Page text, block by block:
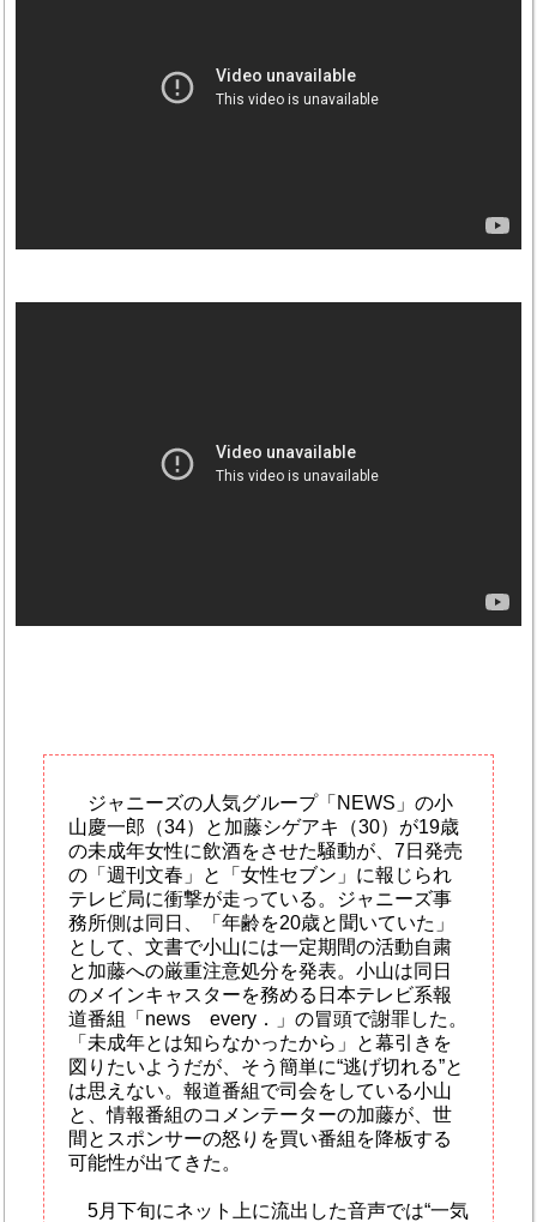
ジャニーズの人気グループ「NEWS」の小
山慶一郎（34）と加藤シゲアキ（30）が19歳
の未成年女性に飲酒をさせた騒動が、7日発売
の「週刊文春」と「女性セブン」に報じられ
テレビ局に衝撃が走っている。ジャニーズ事
務所側は同日、「年齢を20歳と聞いていた」
として、文書で小山には一定期間の活動自粛
と加藤への厳重注意処分を発表。小山は同日
のメインキャスターを務める日本テレビ系報
道番組「news every．」の冒頭で謝罪した。
「未成年とは知らなかったから」と幕引きを
図りたいようだが、そう簡単に“逃げ切れる”と
は思えない。報道番組で司会をしている小山
と、情報番組のコメンテーターの加藤が、世
間とスポンサーの怒りを買い番組を降板する
可能性が出てきた。
5月下旬にネット上に流出した音声では“一気